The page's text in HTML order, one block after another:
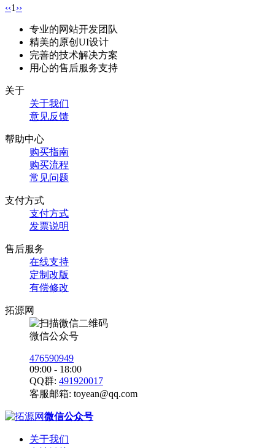
‹‹1 ››
专业的网站开发团队
精美的原创UI设计
完善的技术解决方案
用心的售后服务支持
关于
关于我们
意见反馈
帮助中心
购买指南
购买流程
常见问题
支付方式
支付方式
发票说明
售后服务
在线支持
定制改版
有偿修改
拓源网
微信公众号
476590949
09:00 - 18:00
QQ群: 491920017
客服邮箱: toyean@qq.com
微信公众号
关于我们